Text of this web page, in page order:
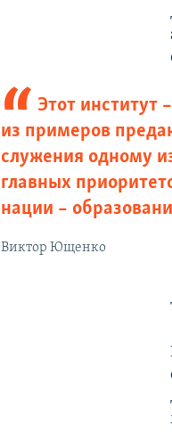
Этот институт
из примеров
служения одному
главных
нации –
Виктор Ющенко